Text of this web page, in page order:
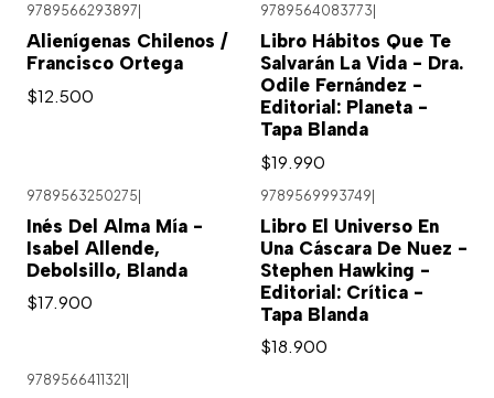
9789566293897
Alienígenas Chilenos /
Francisco Ortega
$12.500
9789564083773
Libro Hábitos Que Te
Salvarán La Vida - Dra.
Odile Fernández -
Editorial: Planeta -
Tapa Blanda
$19.990
9789563250275|
Inés Del Alma Mía -
Isabel Allende,
Debolsillo, Blanda
$17.900
9789569993749|
Libro El Universo En
Una Cáscara De Nuez -
Stephen Hawking -
Editorial: Crítica -
Tapa Blanda
$18.900
9789566411321